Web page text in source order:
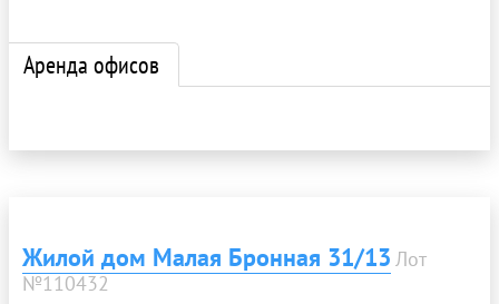
Аренда офисов
Жилой дом Малая Бронная 31/13 Лот
№110432